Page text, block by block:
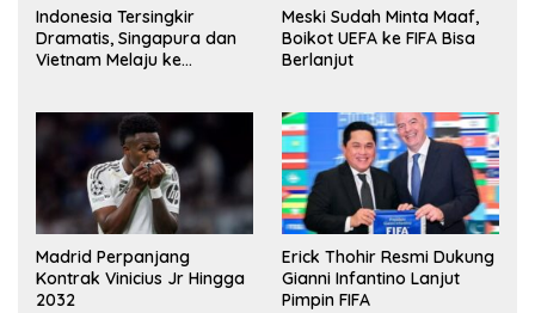
Indonesia Tersingkir
Dramatis, Singapura dan
Vietnam Melaju ke
Meski Sudah Minta Maaf,
Boikot UEFA ke FIFA Bisa
Berlanjut
Madrid Perpanjang
Kontrak Vinicius Jr Hingga
2032
Erick Thohir Resmi Dukung
Gianni Infantino Lanjut
Pimpin FIFA